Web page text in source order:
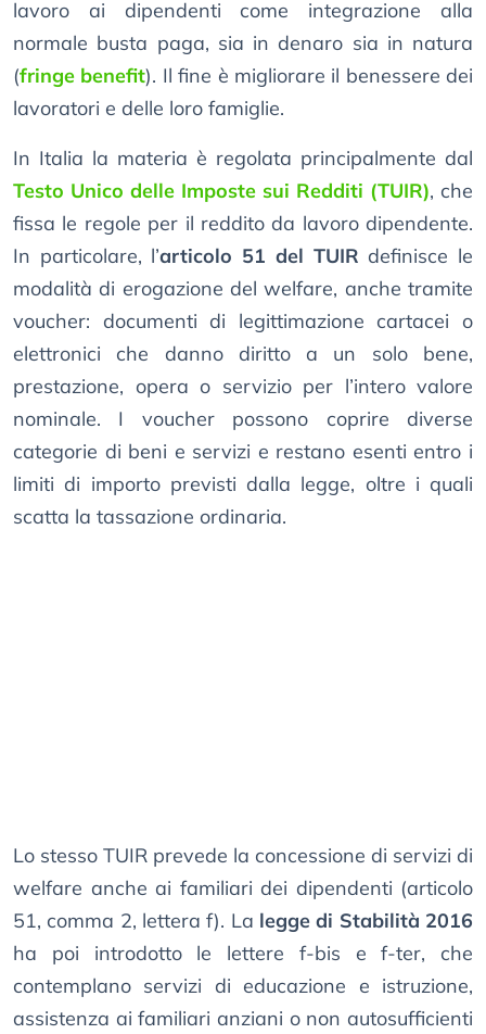
lavoro ai dipendenti come integrazione alla
normale busta paga, sia in denaro sia in natura
(fringe benefit). Il fine è migliorare il benessere dei
lavoratori e delle loro famiglie.
In Italia la materia è regolata principalmente dal
Testo Unico delle Imposte sui Redditi (TUIR), che
fissa le regole per il reddito da lavoro dipendente.
In particolare, l’articolo 51 del TUIR definisce le
modalità di erogazione del welfare, anche tramite
voucher: documenti di legittimazione cartacei o
elettronici che danno diritto a un solo bene,
prestazione, opera o servizio per l’intero valore
nominale. I voucher possono coprire diverse
categorie di beni e servizi e restano esenti entro i
limiti di importo previsti dalla legge, oltre i quali
scatta la tassazione ordinaria.
Lo stesso TUIR prevede la concessione di servizi di
welfare anche ai familiari dei dipendenti (articolo
51, comma 2, lettera f). La legge di Stabilità 2016
ha poi introdotto le lettere f-bis e f-ter, che
contemplano servizi di educazione e istruzione,
assistenza ai familiari anziani o non autosufficienti